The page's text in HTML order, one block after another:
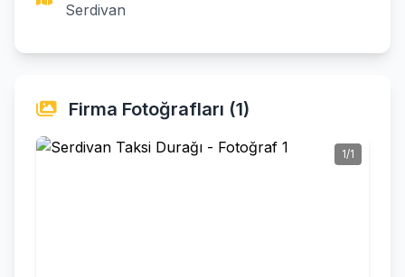
Serdivan
Firma Fotoğrafları (1)
1/1